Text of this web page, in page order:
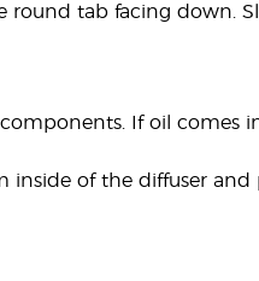
tab facing down.
If oil comes
inside of the diffuser